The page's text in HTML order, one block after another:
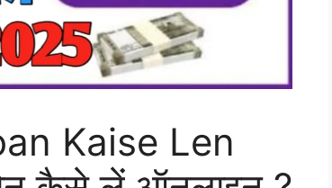
Kaise Len